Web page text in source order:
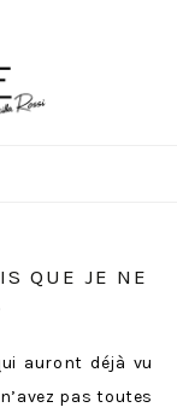
QUE JE NE
auront déjà vu
pas toutes